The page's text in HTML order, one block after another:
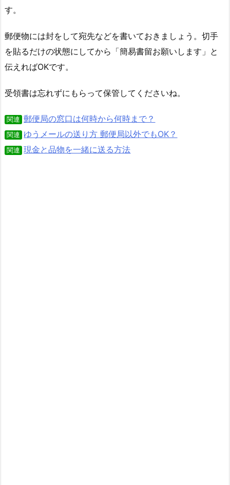
す。
郵便物には封をして宛先などを書いておきましょう。切手
を貼るだけの状態にしてから「簡易書留お願いします」と
伝えればOKです。
受領書は忘れずにもらって保管してくださいね。
関連 郵便局の窓口は何時から何時まで？
関連 ゆうメールの送り方 郵便局以外でもOK？
関連 現金と品物を一緒に送る方法